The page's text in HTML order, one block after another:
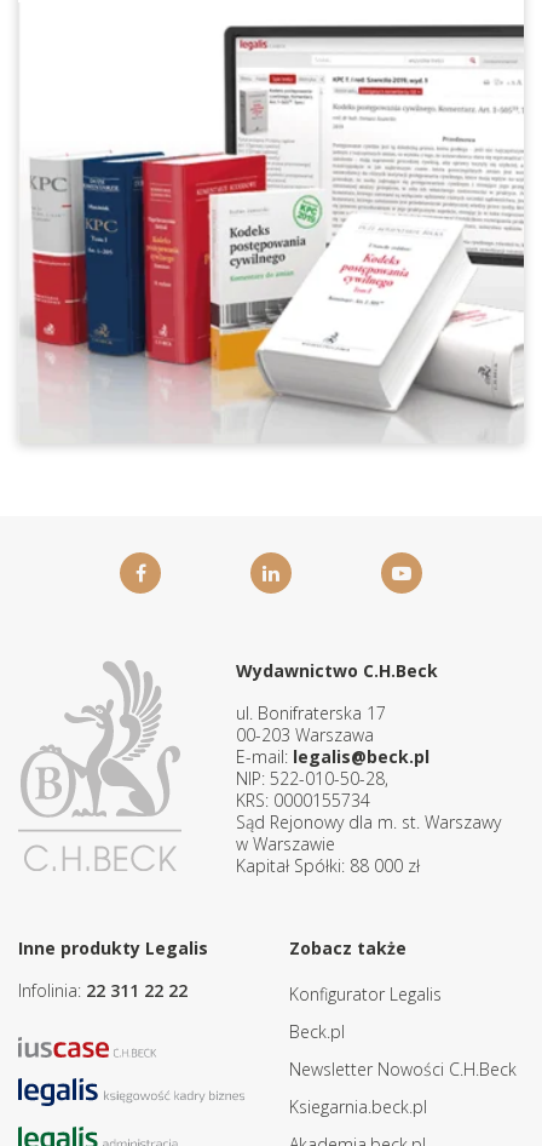
Wydawnictwo C.H.Beck
ul. Bonifraterska 17
00-203 Warszawa
E-mail: legalis@beck.pl
NIP: 522-010-50-28,
KRS: 0000155734
Sąd Rejonowy dla m. st. Warszawy
w Warszawie
Kapitał Spółki: 88 000 zł
Inne produkty Legalis
Infolinia: 22 311 22 22
Zobacz także
Konfigurator Legalis
Beck.pl
Newsletter Nowości C.H.Beck
Ksiegarnia.beck.pl